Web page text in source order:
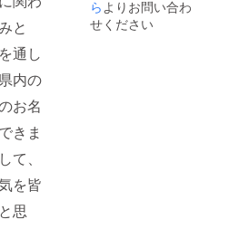
と
通し
内の
お名
きま
て、
を皆
思
す。 ----
--------
・お名
らよりお問い合わ
せください